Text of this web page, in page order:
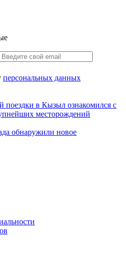
персональных данных
поездки в Кызыл ознакомился с
месторождений
обнаружили новое